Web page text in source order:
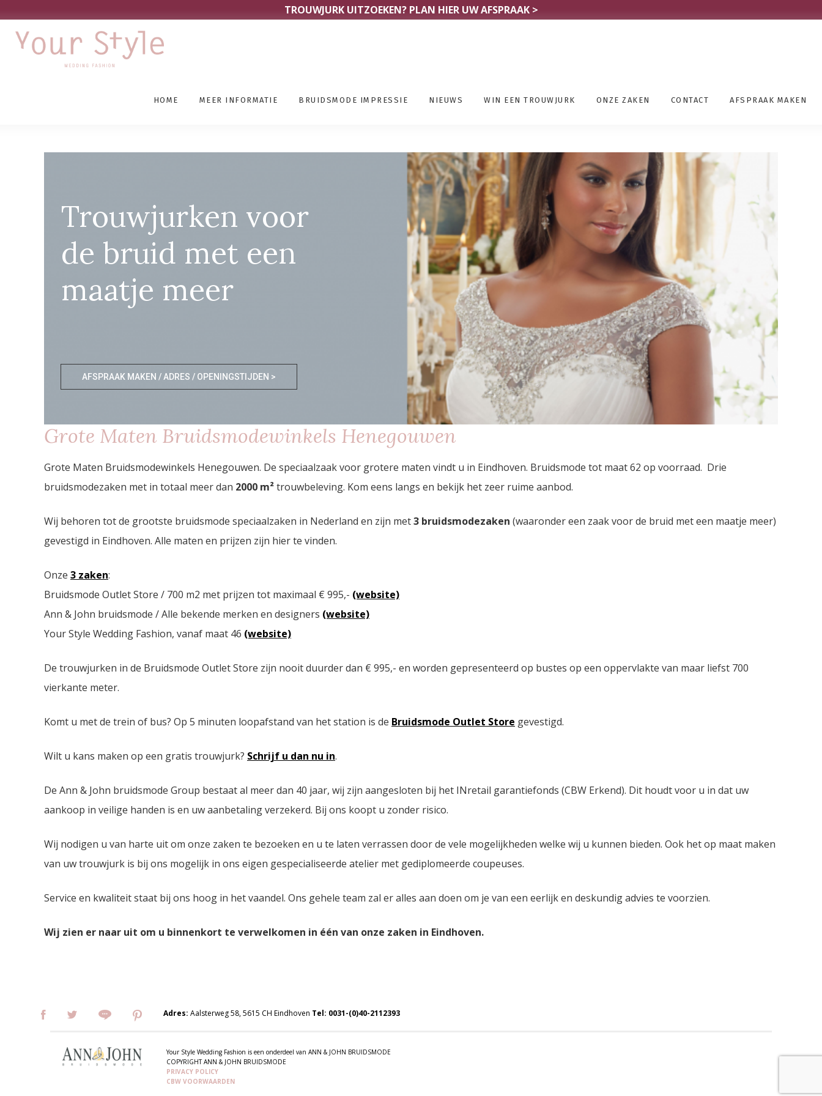
TROUWJURK UITZOEKEN? PLAN HIER UW AFSPRAAK >
HOME MEER INFORMATIE BRUIDSMODE IMPRESSIE NIEUWS WIN EEN TROUWJURK ONZE ZAKEN CONTACT AFSPRAAK MAKEN
Grote Maten Bruidsmodewinkels Henegouwen
Trouwjurken voor
de bruid met een
maatje meer
AFSPRAAK MAKEN / ADRES / OPENINGSTIJDEN >
Grote Maten Bruidsmodewinkels Henegouwen
Grote Maten Bruidsmodewinkels Henegouwen. De speciaalzaak voor grotere maten vindt u in Eindhoven. Bruidsmode tot maat 62 op voorraad. Drie
bruidsmodezaken met in totaal meer dan 2000 m²trouwbeleving. Kom eens langs en bekijk het zeer ruime aanbod.
Wij behoren tot de grootste bruidsmode speciaalzaken in Nederland en zijn met3 bruidsmodezaken (waaronder een zaak voor de bruid met een maatje meer)
gevestigd in Eindhoven. Alle maten en prijzen zijn hier te vinden.
Onze 3 zaken:
Bruidsmode Outlet Store / 700 m2 met prijzen tot maximaal € 995,- (website)
Ann & John bruidsmode / Alle bekende merken en designers (website)
Your Style Wedding Fashion, vanaf maat 46 (website)
De trouwjurken in de Bruidsmode Outlet Store zijn nooit duurder dan € 995,- en worden gepresenteerd op bustes op een oppervlakte van maar liefst 700
vierkante meter.
Komt u met de trein of bus? Op 5 minuten loopafstand van het station is de Bruidsmode Outlet Store gevestigd.
Wilt u kans maken op een gratis trouwjurk? Schrijf u dan nu in.
De Ann & John bruidsmode Group bestaat al meer dan 40 jaar, wij zijn aangesloten bij het INretail garantiefonds (CBW Erkend). Dit houdt voor u in dat uw
aankoop in veilige handen is en uw aanbetaling verzekerd. Bij ons koopt u zonder risico.
Wij nodigen u van harte uit om onze zaken te bezoeken en u te laten verrassen door de vele mogelijkheden welke wij u kunnen bieden. Ook het op maat maken
van uw trouwjurk is bij ons mogelijk in ons eigen gespecialiseerde atelier met gediplomeerde coupeuses.
Service en kwaliteit staat bij ons hoog in het vaandel. Ons gehele team zal er alles aan doen om je van een eerlijk en deskundig advies te voorzien.
Wij zien er naar uit om u binnenkort te verwelkomen in één van onze zaken in Eindhoven.
Adres:Aalsterweg 58, 5615 CH Eindhoven Tel: 0031-(0)40-2112393
Your Style Wedding Fashion is een onderdeel van ANN & JOHN BRUIDSMODE
COPYRIGHT ANN & JOHN BRUIDSMODE
PRIVACY POLICY
CBW VOORWAARDEN